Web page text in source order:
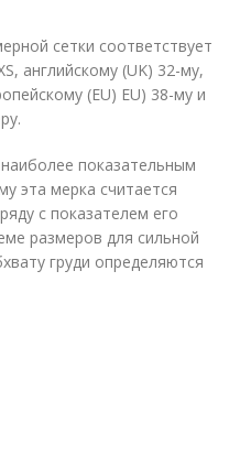
сетки соответствует
английскому (UK) 32-му,
(EU) EU) 38-му и
показательным
эта мерка считается
с показателем его
размеров для сильной
груди определяются